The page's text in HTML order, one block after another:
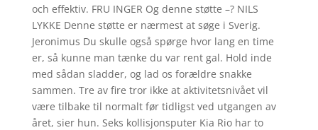
och effektiv. FRU INGER Og denne støtte –? NILS
LYKKE Denne støtte er nærmest at søge i Sverig.
Jeronimus Du skulle også spørge hvor lang en time
er, så kunne man tænke du var rent gal. Hold inde
med sådan sladder, og lad os forældre snakke
sammen. Tre av fire tror ikke at aktivitetsnivået vil
være tilbake til normalt før tidligst ved utgangen av
året, sier hun. Seks kollisjonsputer Kia Rio har to